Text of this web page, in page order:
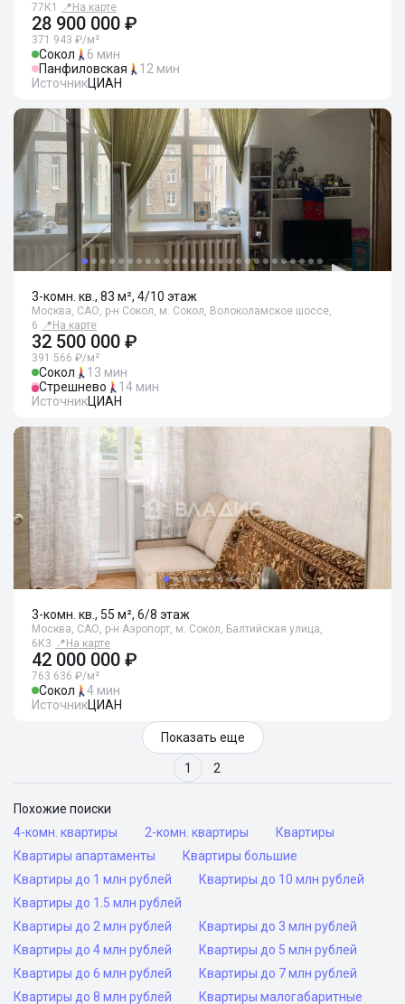
77К1
📍 На карте
28 900 000 ₽
371 943 ₽/м²
Сокол
6 мин
Панфиловская
12 мин
ИсточникЦИАН
3-комн. кв., 83 м², 4/10 этаж
Москва, САО, р-н Сокол, м. Сокол, Волоколамское шоссе,
6 📍 На карте
32 500 000 ₽
391 566 ₽/м²
Сокол
13 мин
Стрешнево
14 мин
ИсточникЦИАН
3-комн. кв., 55 м², 6/8 этаж
Москва, САО, р-н Аэропорт, м. Сокол, Балтийская улица,
6К3 📍 На карте
42 000 000 ₽
763 636 ₽/м²
Сокол
4 мин
ИсточникЦИАН
Показать еще
1 2
Похожие поиски
4-комн. квартиры
2-комн. квартиры
Квартиры
Квартиры апартаменты
Квартиры большие
Квартиры до 1 млн рублей
Квартиры до 10 млн рублей
Квартиры до 1.5 млн рублей
Квартиры до 2 млн рублей
Квартиры до 3 млн рублей
Квартиры до 4 млн рублей
Квартиры до 5 млн рублей
Квартиры до 6 млн рублей
Квартиры до 7 млн рублей
Квартиры до 8 млн рублей
Квартиры малогабаритные